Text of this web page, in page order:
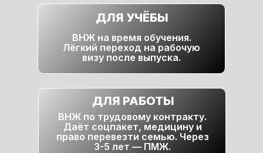
ДЛЯ УЧЁБЫ
ВНЖ на время обучения.
Лёгкий переход на рабочую
визу после выпуска.
ДЛЯ РАБОТЫ
ВНЖ по трудовому контракту.
Даёт соцпакет, медицину и
право перевезти семью. Через
3-5 лет — ПМЖ.